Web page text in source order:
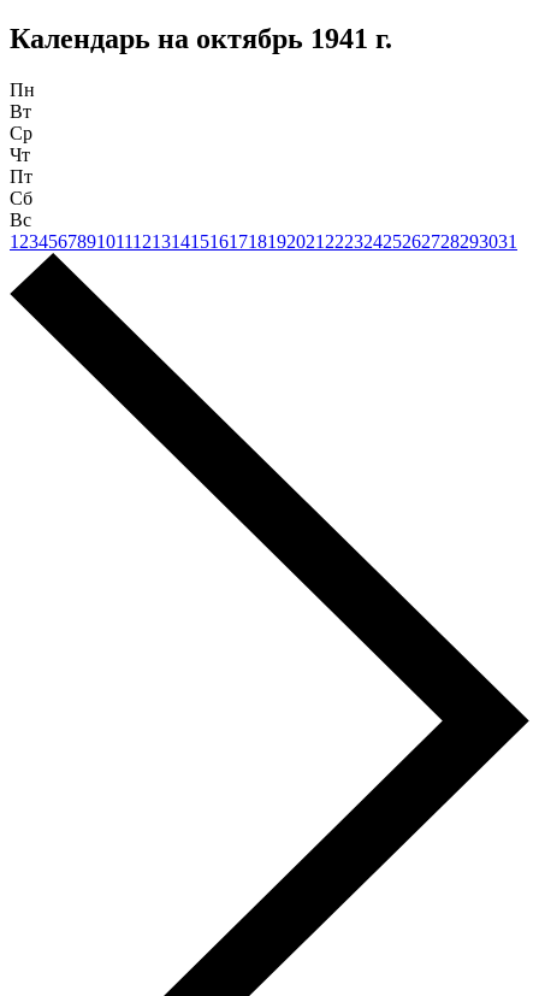
Календарь на октябрь 1941 г.
Пн
Вт
Ср
Чт
Пт
Сб
Вс
1 23456789101112131415161718192021 22232425262728293031